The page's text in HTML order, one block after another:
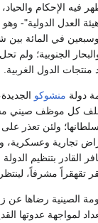
فيه الإحكام والحياد،
المتحدة سنة 1935 إلى رفضها الاشتراك
الدول الغربية.
دولة منشوكو
خلف كل موظف صيني
ولئن تعذر على
لأغراض تجارية
القادر بتنظيم
تقهقراً مشرفاً،
الصينية رضاها
لمواجهة عدوتها